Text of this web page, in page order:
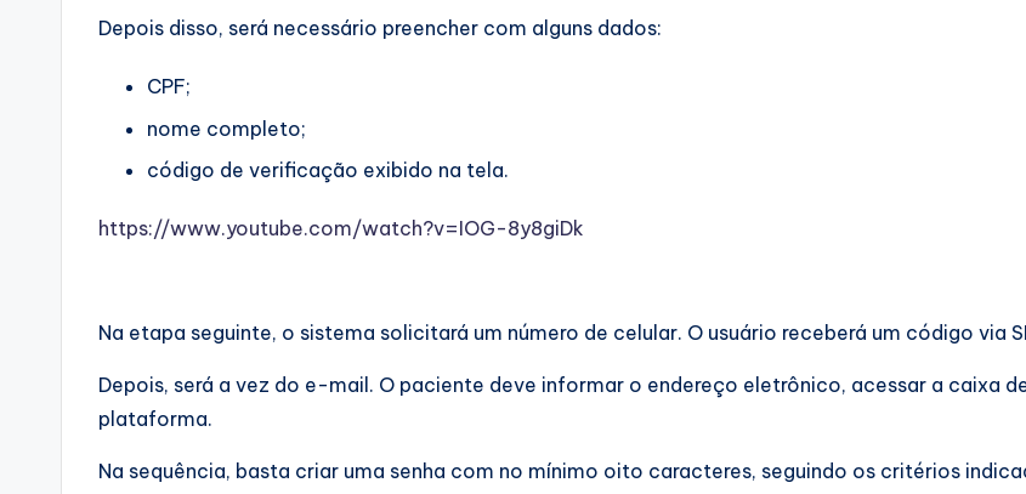
Depois disso, será necessário preencher com alguns dados:
CPF;
nome completo;
código de verificação exibido na tela.
https://www.youtube.com/watch?v=IOG-8y8giDk
Na etapa seguinte, o sistema solicitará um número de celular. O usuário receberá um código via
Depois, será a vez do e-mail. O paciente deve informar o endereço eletrônico, acessar a caixa
plataforma.
Na sequência, basta criar uma senha com no mínimo oito caracteres, seguindo os critérios